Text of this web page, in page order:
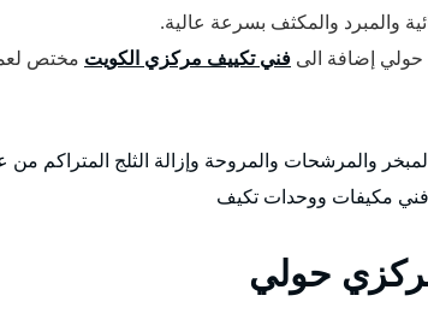
والمبرد والمكثف بسرعة عالية.
إضافة الى فني تكييف مركزي الكويت مختص
والمرشحات والمروحة وإزالة الثلج المتراكم من
مكيفات ووحدات تكيف
حولي